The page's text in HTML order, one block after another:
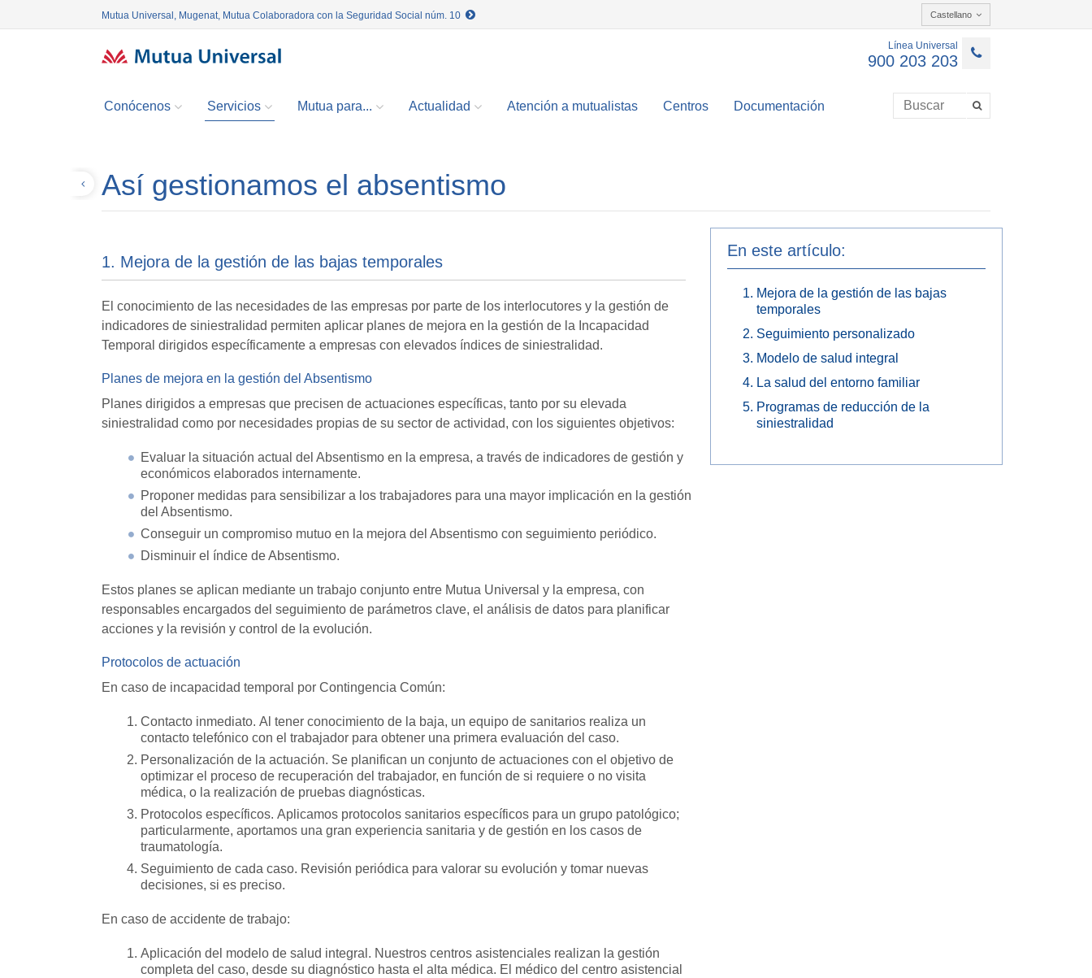
Mutua Universal, Mugenat, Mutua Colaboradora con la Seguridad Social núm. 10 Castellano
Línea Universal
900 203 203
Conócenos Servicios Mutua para... Actualidad Atención a mutualistas Centros Documentación
Así gestionamos el absentismo
1. Mejora de la gestión de las bajas temporales
El conocimiento de las necesidades de las empresas por parte de los interlocutores y la gestión de
indicadores de siniestralidad permiten aplicar planes de mejora en la gestión de la Incapacidad
Temporal dirigidos específicamente a empresas con elevados índices de siniestralidad.
Planes de mejora en la gestión del Absentismo
Planes dirigidos a empresas que precisen de actuaciones específicas, tanto por su elevada
siniestralidad como por necesidades propias de su sector de actividad, con los siguientes objetivos:
Evaluar la situación actual del Absentismo en la empresa, a través de indicadores de gestión y
económicos elaborados internamente.
Proponer medidas para sensibilizar a los trabajadores para una mayor implicación en la gestión
del Absentismo.
Conseguir un compromiso mutuo en la mejora del Absentismo con seguimiento periódico.
Disminuir el índice de Absentismo.
Estos planes se aplican mediante un trabajo conjunto entre Mutua Universal y la empresa, con
responsables encargados del seguimiento de parámetros clave, el análisis de datos para planificar
acciones y la revisión y control de la evolución.
Protocolos de actuación
En caso de incapacidad temporal por Contingencia Común:
Contacto inmediato. Al tener conocimiento de la baja, un equipo de sanitarios realiza un
contacto telefónico con el trabajador para obtener una primera evaluación del caso.
Personalización de la actuación. Se planifican un conjunto de actuaciones con el objetivo de
optimizar el proceso de recuperación del trabajador, en función de si requiere o no visita
médica, o la realización de pruebas diagnósticas.
Protocolos específicos. Aplicamos protocolos sanitarios específicos para un grupo patológico;
particularmente, aportamos una gran experiencia sanitaria y de gestión en los casos de
traumatología.
Seguimiento de cada caso. Revisión periódica para valorar su evolución y tomar nuevas
decisiones, si es preciso.
En caso de accidente de trabajo:
Aplicación del modelo de salud integral. Nuestros centros asistenciales realizan la gestión
completa del caso, desde su diagnóstico hasta el alta médica. El médico del centro asistencial
En este artículo:
Mejora de la gestión de las bajas
temporales
Seguimiento personalizado
Modelo de salud integral
La salud del entorno familiar
Programas de reducción de la
siniestralidad